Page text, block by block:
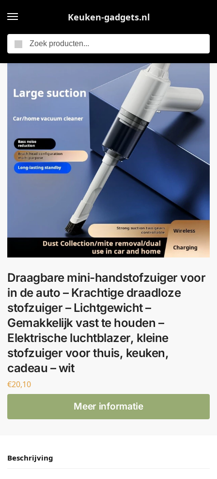
Keuken-gadgets.nl
Elektrische keukengadgets
Draagbare mini-handstofzuiger voor
in de auto – Krachtige draadloze
stofzuiger – Lichtgewicht –
Gemakkelijk vast te houden –
Elektrische luchtblazer, kleine
stofzuiger voor thuis, keuken,
cadeau – wit
€20,10
Meer informatie
Beschrijving